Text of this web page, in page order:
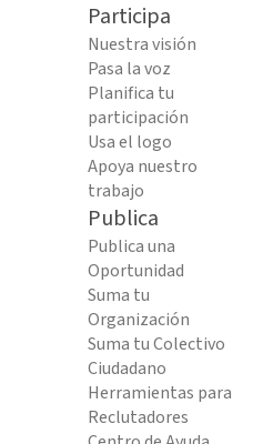
Participa
Nuestra visión
Pasa la voz
Planifica tu
participación
Usa el logo
Apoya nuestro
trabajo
Publica
Publica una
Oportunidad
Suma tu
Organización
Suma tu Colectivo
Ciudadano
Herramientas para
Reclutadores